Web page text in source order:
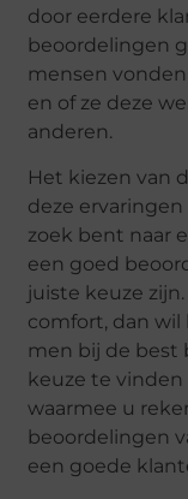
door eerdere
beoordelingen
mensen
en of ze deze
anderen.
Het kiezen van
deze
zoek bent naar
een goed
juiste keuze
comfort, dan
men bij de best
keuze te vinden
waarmee u
beoordelingen
een goede